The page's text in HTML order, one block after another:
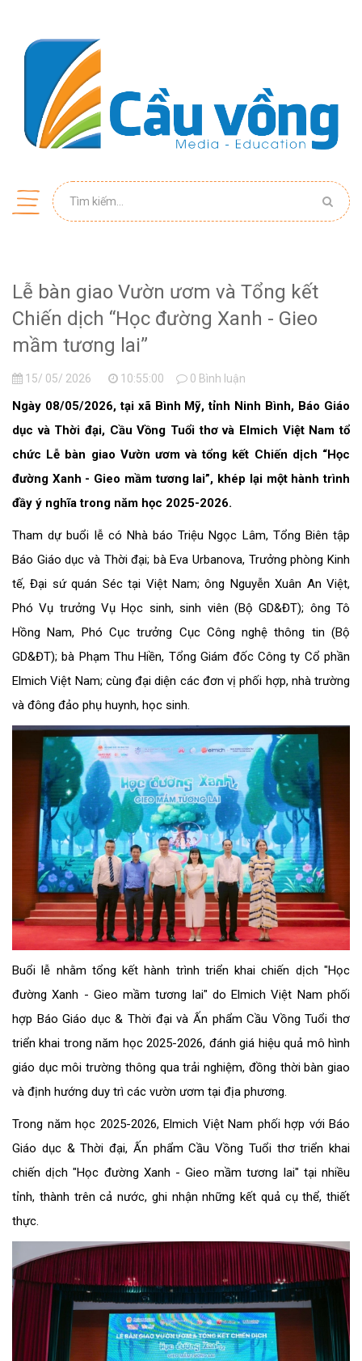
Lễ bàn giao Vườn ươm và Tổng kết
Chiến dịch “Học đường Xanh - Gieo
mầm tương lai”
15/ 05/ 2026 10:55:00 0 Bình luận
Ngày 08/05/2026, tại xã Bình Mỹ, tỉnh Ninh Bình, Báo Giáo
dục và Thời đại, Cầu Vồng Tuổi thơ và Elmich Việt Nam tổ
chức Lễ bàn giao Vườn ươm và tổng kết Chiến dịch “Học
đường Xanh - Gieo mầm tương lai”, khép lại một hành trình
đầy ý nghĩa trong năm học 2025-2026.
Tham dự buổi lễ có Nhà báo Triệu Ngọc Lâm, Tổng Biên tập
Báo Giáo dục và Thời đại; bà Eva Urbanova, Trưởng phòng Kinh
tế, Đại sứ quán Séc tại Việt Nam; ông Nguyễn Xuân An Việt,
Phó Vụ trưởng Vụ Học sinh, sinh viên (Bộ GD&ĐT); ông Tô
Hồng Nam, Phó Cục trưởng Cục Công nghệ thông tin (Bộ
GD&ĐT); bà Phạm Thu Hiền, Tổng Giám đốc Công ty Cổ phần
Elmich Việt Nam; cùng đại diện các đơn vị phối hợp, nhà trường
và đông đảo phụ huynh, học sinh.
Buổi lễ nhằm tổng kết hành trình triển khai chiến dịch "Học
đường Xanh - Gieo mầm tương lai" do Elmich Việt Nam phối
hợp Báo Giáo dục & Thời đại và Ấn phẩm Cầu Vồng Tuổi thơ
triển khai trong năm học 2025-2026, đánh giá hiệu quả mô hình
giáo dục môi trường thông qua trải nghiệm, đồng thời bàn giao
và định hướng duy trì các vườn ươm tại địa phương.
Trong năm học 2025-2026, Elmich Việt Nam phối hợp với Báo
Giáo dục & Thời đại, Ấn phẩm Cầu Vồng Tuổi thơ triển khai
chiến dịch "Học đường Xanh - Gieo mầm tương lai" tại nhiều
tỉnh, thành trên cả nước, ghi nhận những kết quả cụ thể, thiết
thực.